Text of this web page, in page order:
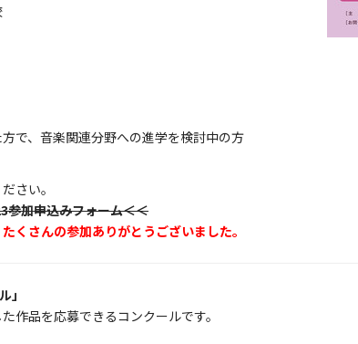
で、音楽関連分野への進学を検討中の方
さい。
参加申込みフォーム＜＜
くさんの参加ありがとうございました。
」
作品を応募できるコンクールです。